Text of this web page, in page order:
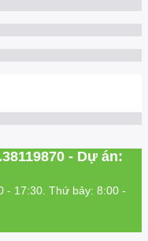
- Dự án:
- 17:30. Thứ bảy: 8:00 -